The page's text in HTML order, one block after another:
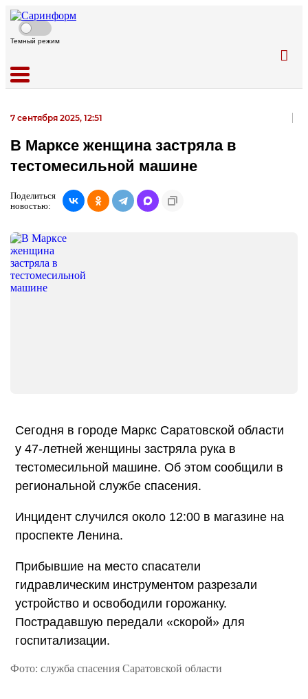
Темный режим
7 сентября 2025, 12:51
В Марксе женщина застряла в
тестомесильной машине
Поделиться
новостью:
Сегодня в городе Маркс Саратовской области
у 47-летней женщины застряла рука в
тестомесильной машине. Об этом сообщили в
региональной службе спасения.
Инцидент случился около 12:00 в магазине на
проспекте Ленина.
Прибывшие на место спасатели
гидравлическим инструментом разрезали
устройство и освободили горожанку.
Пострадавшую передали «скорой» для
госпитализации.
Фото: служба спасения Саратовской области